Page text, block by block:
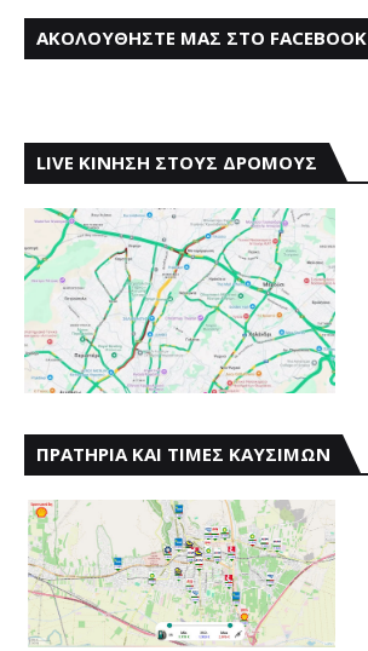
ΑΚΟΛΟΥΘΗΣΤΕ ΜΑΣ ΣΤΟ FACEBOOK
LIVE ΚΙΝΗΣΗ ΣΤΟΥΣ ΔΡΟΜΟΥΣ
ΠΡΑΤΗΡΙΑ ΚΑΙ ΤΙΜΕΣ ΚΑΥΣΙΜΩΝ